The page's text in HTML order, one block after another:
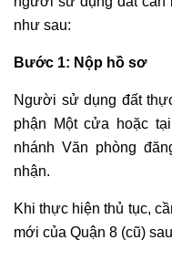
như sau:
Bước 1: Nộp hồ sơ
Người sử dụng đất
phận Một cửa hoặc
nhánh Văn phòng
nhận.
Khi thực hiện thủ tục,
mới của Quận 8 (cũ)